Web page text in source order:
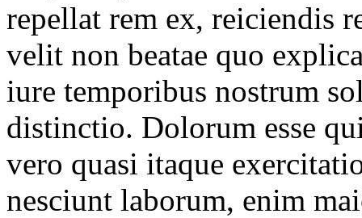
repellat rem ex, reiciendis
velit non beatae quo
iure temporibus nostrum
distinctio. Dolorum esse
vero quasi itaque
nesciunt laborum, enim